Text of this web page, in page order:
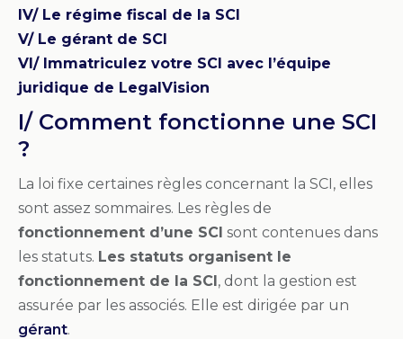
IV/ Le régime fiscal de la SCI
V/ Le gérant de SCI
VI/ Immatriculez votre SCI avec l’équipe
juridique de LegalVision
I/ Comment fonctionne une SCI
?
La loi fixe certaines règles concernant la SCI, elles
sont assez sommaires. Les règles de
fonctionnement d’une SCI sont contenues dans
les statuts. Les statuts organisent le
fonctionnement de la SCI, dont la gestion est
assurée par les associés. Elle est dirigée par un
gérant.